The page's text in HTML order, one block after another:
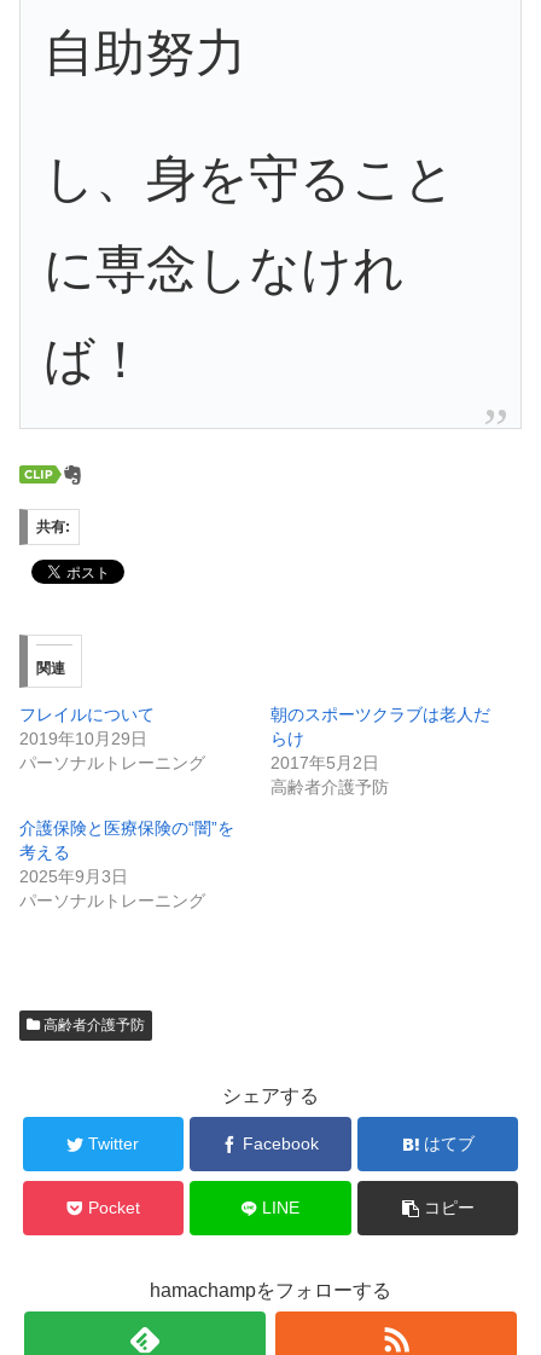
自助努力
し、身を守ること
に専念しなけれ
ば！
共有:
関連
フレイルについて
2019年10月29日
パーソナルトレーニング
朝のスポーツクラブは老人だ
らけ
2017年5月2日
高齢者介護予防
介護保険と医療保険の“闇”を
考える
2025年9月3日
パーソナルトレーニング
高齢者介護予防
シェアする
Twitter Facebook はてブ
Pocket LINE コピー
hamachampをフォローする